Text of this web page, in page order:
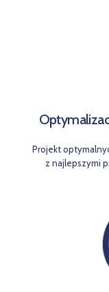
Projekt
z najlepszymi